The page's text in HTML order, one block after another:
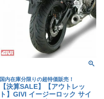
国内在庫分限りの超特価販売！
【決算SALE】【アウトレッ
ト】GIVI イージーロック サイ